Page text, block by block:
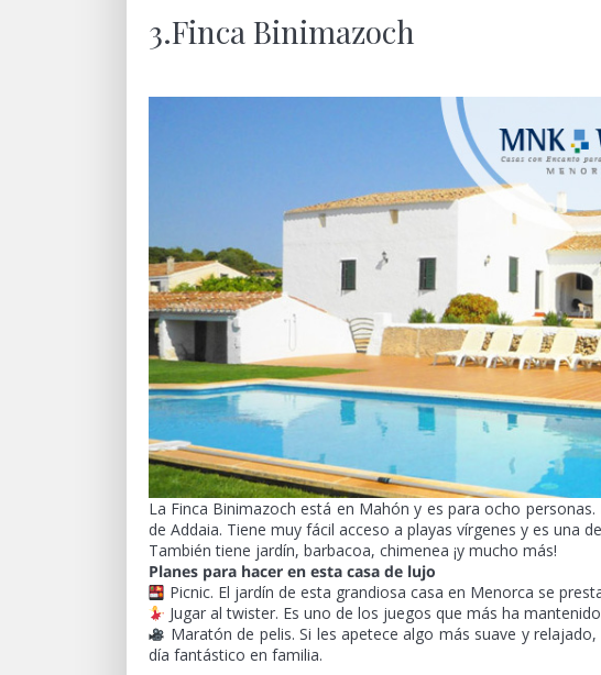
3.Finca Binimazoch
La Finca Binimazoch está en Mahón y es para ocho
de Addaia. Tiene muy fácil acceso a playas vírgenes y es una
También tiene jardín, barbacoa, chimenea ¡y mucho más!
Planes para hacer en esta casa de lujo
Picnic. El jardín de esta grandiosa casa en Menorca se
Jugar al twister. Es uno de los juegos que más ha
Maratón de pelis. Si les apetece algo más suave y
día fantástico en familia.